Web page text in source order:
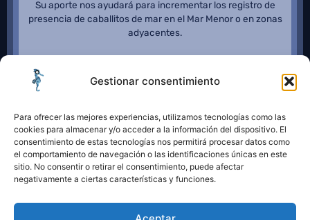
Gestionar consentimiento
Para ofrecer las mejores experiencias, utilizamos tecnologías como las
cookies para almacenar y/o acceder a la información del dispositivo. El
consentimiento de estas tecnologías nos permitirá procesar datos como
el comportamiento de navegación o las identificaciones únicas en este
sitio. No consentir o retirar el consentimiento, puede afectar
negativamente a ciertas características y funciones.
Su aporte nos ayudará para incrementar los registro de
presencia de caballitos de mar en el Mar Menor o en zonas
adyacentes.